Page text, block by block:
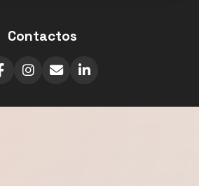
Contactos